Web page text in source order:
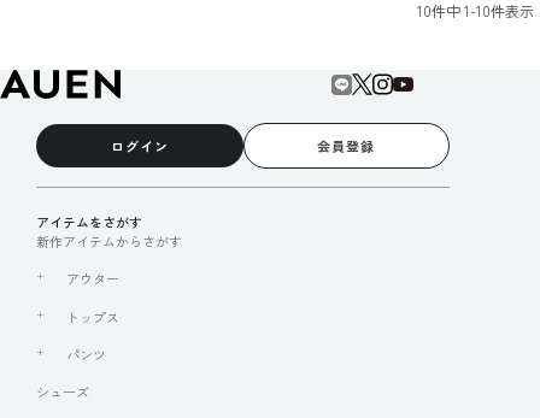
10件中1-10件表示
ログイン 会員登録
アイテムをさがす
新作アイテムからさがす
アウター
トップス
パンツ
シューズ